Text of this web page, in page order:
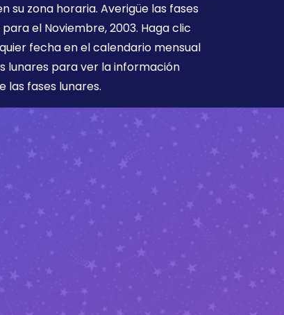
su zona horaria. Averigüe las fases
el Noviembre, 2003. Haga clic
fecha en el calendario mensual
lunares para ver la información
las fases lunares.